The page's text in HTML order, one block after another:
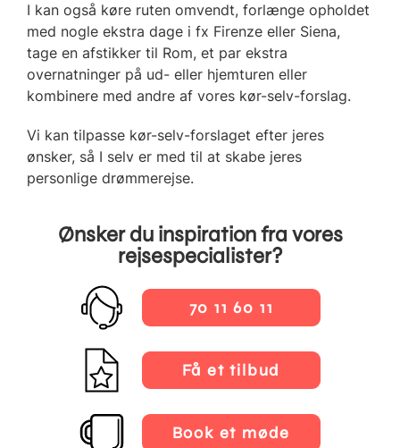
I kan også køre ruten omvendt, forlænge opholdet
med nogle ekstra dage i fx Firenze eller Siena,
tage en afstikker til Rom, et par ekstra
overnatninger på ud- eller hjemturen eller
kombinere med andre af vores kør-selv-forslag.
Vi kan tilpasse kør-selv-forslaget efter jeres
ønsker, så I selv er med til at skabe jeres
personlige drømmerejse.
Ønsker du inspiration fra vores
rejsespecialister?
70 11 60 11
Få et tilbud
Book et møde